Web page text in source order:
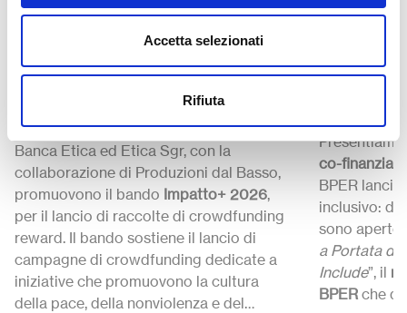
Accetta selezionati
Rifiuta
Impatto+ 2026 “Costruire
la Pace” – Call di
crowdfunding del Gruppo
Banca Etica ed Etica Sgr, con la
collaborazione di Produzioni dal Basso,
promuovono il bando Impatto+ 2026,
per il lancio di raccolte di crowdfunding
reward. Il bando sostiene il lancio di
campagne di crowdfunding dedicate a
iniziative che promuovono la cultura
della pace, della nonviolenza e del
Il futuro
Call di
co-
BPER
inclusivo:
sono aperte
a Portata di
Include”, il
BPER che